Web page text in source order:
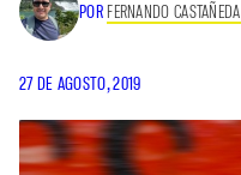
POR FERNANDO CASTAÑEDA
27 DE AGOSTO, 2019